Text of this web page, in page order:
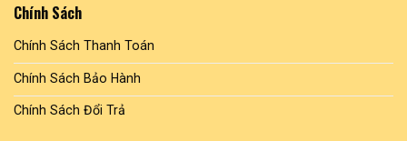
Chính Sách
Chính Sách Thanh Toán
Chính Sách Bảo Hành
Chính Sách Đổi Trả